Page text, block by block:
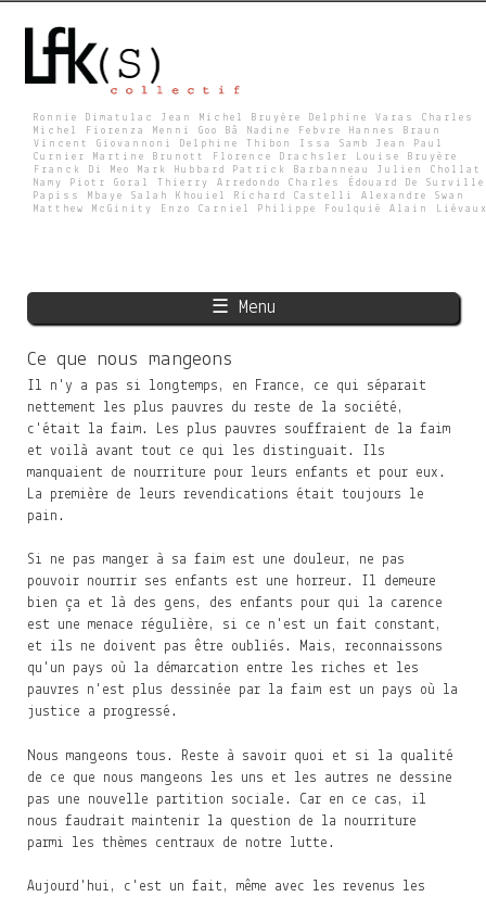
main
L
K
S
Ronnie Dimatulac Jean Michel Bruyère Delphine Varas Charles
Michel Fiorenza Menni Goo Bâ Nadine Febvre Hannes Braun
Vincent Giovannoni Delphine Thibon Issa Samb Jean Paul
Curnier Martine Brunott Florence Drachsler Louise Bruyère
Franck Di Meo Mark Hubbard Patrick Barbanneau Julien Chollat
Namy Piotr Goral Thierry Arredondo Charles Édouard De Surville
Papiss Mbaye Salah Khouiel Richard Castelli Alexandre Swan
Matthew McGinity Enzo Carniel Philippe Foulquié Alain
☰ Menu
Ce que nous mangeons
Il n'y a pas si longtemps, en France, ce qui séparait
nettement les plus pauvres du reste de la société,
c'était la faim. Les plus pauvres souffraient de la faim
et voilà avant tout ce qui les distinguait. Ils
manquaient de nourriture pour leurs enfants et pour eux.
La première de leurs revendications était toujours le
pain.
Si ne pas manger à sa faim est une douleur, ne pas
pouvoir nourrir ses enfants est une horreur. Il demeure
bien ça et là des gens, des enfants pour qui la carence
est une menace régulière, si ce n'est un fait constant,
et ils ne doivent pas être oubliés. Mais, reconnaissons
qu'un pays où la démarcation entre les riches et les
pauvres n'est plus dessinée par la faim est un pays où la
justice a progressé.
Nous mangeons tous. Reste à savoir quoi et si la qualité
de ce que nous mangeons les uns et les autres ne dessine
pas une nouvelle partition sociale. Car en ce cas, il
nous faudrait maintenir la question de la nourriture
parmi les thèmes centraux de notre lutte.
Aujourd'hui, c'est un fait, même avec les revenus les